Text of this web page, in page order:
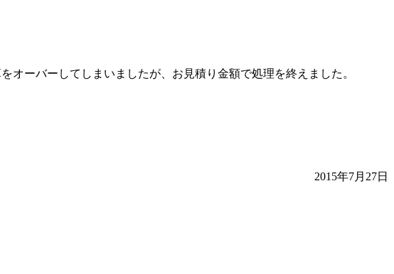
ーバーしてしまいましたが、お見積り金額で処理を終えました。
2015年7月27日